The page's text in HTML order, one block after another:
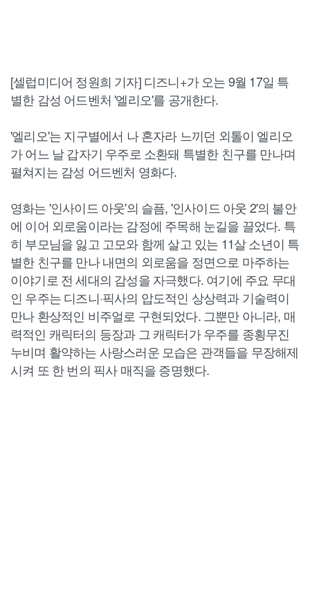
[셀럽미디어 정원희 기자] 디즈니+가 오는 9월 17일 특
별한 감성 어드벤처 '엘리오'를 공개한다.
'엘리오'는 지구별에서 나 혼자라 느끼던 외톨이 엘리오
가 어느 날 갑자기 우주로 소환돼 특별한 친구를 만나며
펼쳐지는 감성 어드벤처 영화다.
영화는 '인사이드 아웃'의 슬픔, '인사이드 아웃 2'의 불안
에 이어 외로움이라는 감정에 주목해 눈길을 끌었다. 특
히 부모님을 잃고 고모와 함께 살고 있는 11살 소년이 특
별한 친구를 만나 내면의 외로움을 정면으로 마주하는
이야기로 전 세대의 감성을 자극했다. 여기에 주요 무대
인 우주는 디즈니·픽사의 압도적인 상상력과 기술력이
만나 환상적인 비주얼로 구현되었다. 그뿐만 아니라, 매
력적인 캐릭터의 등장과 그 캐릭터가 우주를 종횡무진
누비며 활약하는 사랑스러운 모습은 관객들을 무장해제
시켜 또 한 번의 픽사 매직을 증명했다.